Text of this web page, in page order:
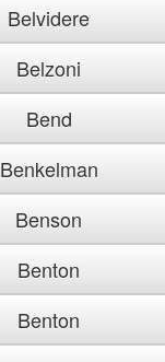
Belvidere
Belzoni
Bend
Benkelman
Benson
Benton
Benton